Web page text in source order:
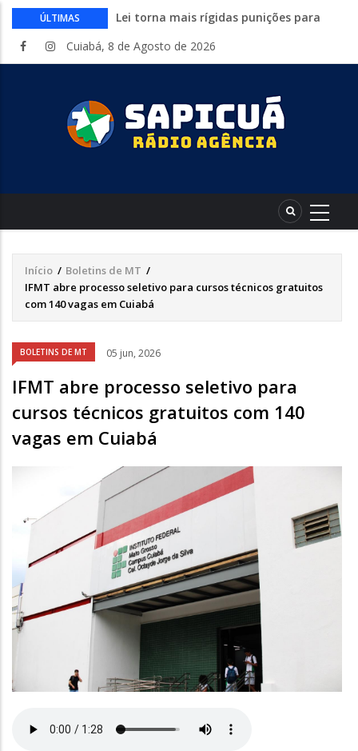
ÚLTIMAS
Lei torna mais rígidas punições para
CAIXA e iFood facilitam financiamento
Circuito Fazenda Rosa estreia na
Exposul com imersão de mulheres nas
atividades do agronegócio
Começa nesta sexta-feira em Cuiabá o
shows nacionais
Cuiabá, 8 de Agosto de 2026
Trilha
de
Início / Boletins de MT /
IFMT abre processo seletivo para cursos técnicos gratuitos
com 140 vagas em Cuiabá
BOLETINS DE MT 05 jun, 2026
IFMT abre processo seletivo para
cursos técnicos gratuitos com 140
vagas em Cuiabá
Áudio